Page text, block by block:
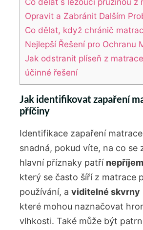
Opravit a Zabránit Dalším
Co dělat, když chránič
Nejlepší Řešení pro Ochranu
Jak odstranit plíseň z
účinné řešení
Jak identifikovat zapaření
příčiny
Identifikace zapaření
snadná, pokud víte, na co se
hlavní příznaky patří
který se často šíří z matrace
používání, a viditelné skvrny
které mohou naznačovat
vlhkosti. Také může být